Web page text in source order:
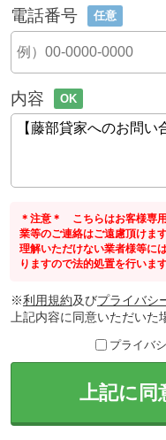
電話番号 任意
内容 OK
＊注意＊ こちらはお客様専
業等のご連絡はご遠慮頂けま
理解いただけない業者様等に
りますので法的処置を行いま
※利用規約及びプライバシ
上記内容に同意いただいた
プライバ
上記に同